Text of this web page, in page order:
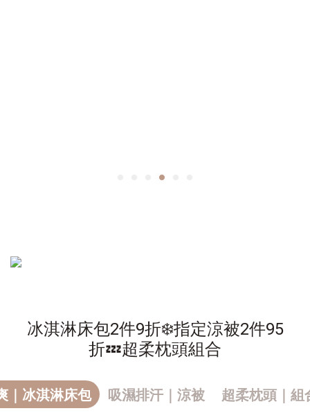
冰淇淋床包2件9折❄️指定涼被2件95
折💤超柔枕頭組合
｜冰淇淋床包 吸濕排汗｜涼被 超柔枕頭｜組